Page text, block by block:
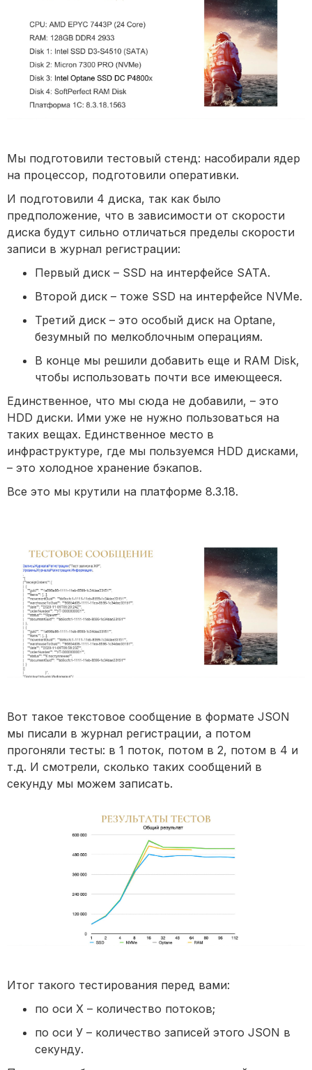
Мы подготовили тестовый стенд: насобирали ядер
на процессор, подготовили оперативки.
И подготовили 4 диска, так как было
предположение, что в зависимости от скорости
диска будут сильно отличаться пределы скорости
записи в журнал регистрации:
Первый диск – SSD на интерфейсе SATA.
Второй диск – тоже SSD на интерфейсе NVMe.
Третий диск – это особый диск на Optane,
безумный по мелкоблочным операциям.
В конце мы решили добавить еще и RAM Disk,
чтобы использовать почти все имеющееся.
Единственное, что мы сюда не добавили, – это
HDD диски. Ими уже не нужно пользоваться на
таких вещах. Единственное место в
инфраструктуре, где мы пользуемся HDD дисками,
– это холодное хранение бэкапов.
Все это мы крутили на платформе 8.3.18.
Вот такое текстовое сообщение в формате JSON
мы писали в журнал регистрации, а потом
прогоняли тесты: в 1 поток, потом в 2, потом в 4 и
т.д. И смотрели, сколько таких сообщений в
секунду мы можем записать.
Итог такого тестирования перед вами:
по оси Х – количество потоков;
по оси У – количество записей этого JSON в
секунду.